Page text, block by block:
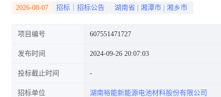
2026-08-07 招标｜招标公告 湖南省 湘潭市 湘乡市
项目编号 607551471727
发布时间 2024-09-26 20:07:03
投标截止时间
招标单位 湖南裕能新能源电池材料股份有限公司